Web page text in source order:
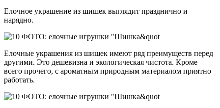
Елочное украшение из шишек выглядит празднично и
нарядно.
Елочные украшения из шишек имеют ряд преимуществ перед
другими. Это дешевизна и экологическая чистота. Кроме
всего прочего, с ароматным природным материалом приятно
работать.